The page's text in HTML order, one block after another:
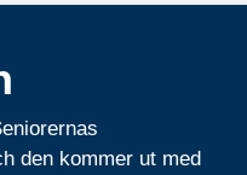
den kommer ut med